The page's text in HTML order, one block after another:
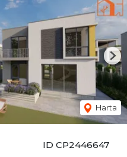
ID CP2446647
Harta